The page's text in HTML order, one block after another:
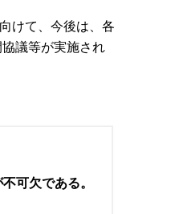
けて、今後は、各
議等が実施され
可欠である。